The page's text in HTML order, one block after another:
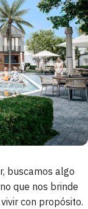
buscamos algo
que nos brinde
con propósito.